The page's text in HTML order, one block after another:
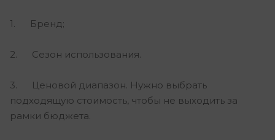
1. Бренд;
2. Сезон использования.
3. Ценовой диапазон. Нужно выбрать
подходящую стоимость, чтобы не выходить за
рамки бюджета.